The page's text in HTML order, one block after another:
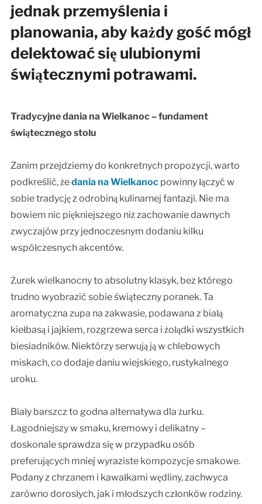
jednak przemyślenia i
planowania, aby każdy gość mógł
delektować się ulubionymi
świątecznymi potrawami.
Tradycyjne dania na Wielkanoc – fundament
świątecznego stołu
Zanim przejdziemy do konkretnych propozycji, warto
podkreślić, żedania na Wielkanocpowinny łączyć w
sobie tradycję z odrobiną kulinarnej fantazji. Nie ma
bowiem nic piękniejszego niż zachowanie dawnych
zwyczajów przy jednoczesnym dodaniu kilku
współczesnych akcentów.
Żurek wielkanocny to absolutny klasyk, bez którego
trudno wyobrazić sobie świąteczny poranek. Ta
aromatyczna zupa na zakwasie, podawana z białą
kiełbasą i jajkiem, rozgrzewa serca i żołądki wszystkich
biesiadników. Niektórzy serwują ją w chlebowych
miskach, co dodaje daniu wiejskiego, rustykalnego
uroku.
Biały barszcz to godna alternatywa dla żurku.
Łagodniejszy w smaku, kremowy i delikatny –
doskonale sprawdza się w przypadku osób
preferujących mniej wyraziste kompozycje smakowe.
Podany z chrzanem i kawałkami wędliny, zachwyca
zarówno dorosłych, jak i młodszych członków rodziny.